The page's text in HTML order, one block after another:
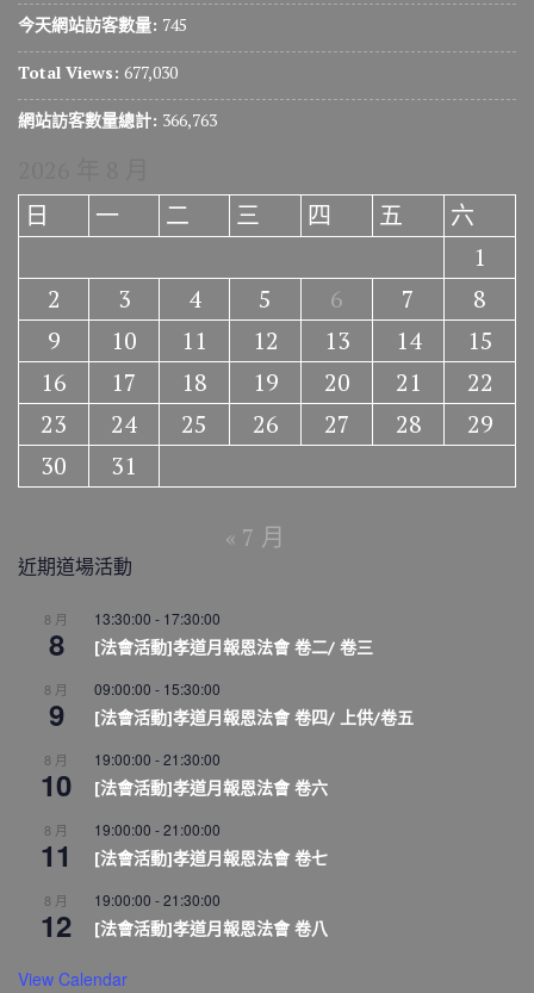
今天網站訪客數量: 745
Total Views: 677,030
網站訪客數量總計: 366,763
日
一 二 三 四 五
六
1
2
3 4 5 6 7
8
9
10 11 12 13 14
15
16
17 18 19 20 21
22
23
24 25 26 27 28
29
30
31
« 7 月
近期道場活動
8 月
8
13:30:00 - 17:30:00
[法會活動]孝道月報恩法會 卷二/ 卷三
8 月
9
09:00:00 - 15:30:00
[法會活動]孝道月報恩法會 卷四/ 上供/卷五
8 月
10
19:00:00 -21:30:00
[法會活動]孝道月報恩法會 卷六
8 月
11
19:00:00 -21:00:00
[法會活動]孝道月報恩法會 卷七
8 月
12
19:00:00 -21:30:00
[法會活動]孝道月報恩法會 卷八
View Calendar